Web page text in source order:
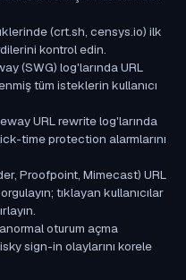
(crt.sh, censys.io) ilk
kontrol edin.
(SWG) log'larında URL
tüm isteklerin kullanıcı
URL rewrite log'larında
time protection alarmlarını
Proofpoint, Mimecast) URL
tıklayan kullanıcılar
oturum açma
sign-in olaylarını korele